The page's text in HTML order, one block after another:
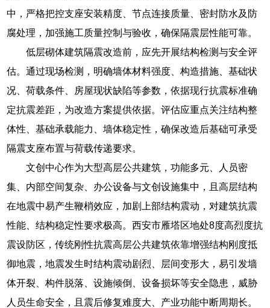
中，严格把控支座安装精度、节点连接质量、密封防水及防
腐处理，加强施工质量控制与验收，确保隔震层性能可靠。
低层砌体建筑隔震改造前，应先开展结构检测与安全评
估。通过现场检测，明确墙体材料强度、构造措施、基础状
况、荷载条件、房屋现状缺陷等参数，依据现行抗震标准确
定抗震差距，为改造方案提供依据。评估应重点关注结构整
体性、基础承载能力、墙体稳定性，确保改造后基础可承受
隔震支座布置与荷载传递要求。
文创中心作为大型高层公共建筑，功能多元、人员密
集、内部空间复杂、办公设备与文创设施集中，且高层结构
在地震中易产生鞭梢效应，加剧上部结构震动，对建筑抗震
性能、结构稳定性要求极高。西安市雁塔区地处8度高烈度抗
震设防区，传统刚性抗震高层公共建筑依靠增强结构刚度抵
御地震，地震发生时结构震动剧烈、层间变形大，易引发墙
体开裂、构件脱落、设施倾倒、设备损坏等安全隐患，威胁
人员生命安全，且震后修复难度大、产业功能中断周期长。